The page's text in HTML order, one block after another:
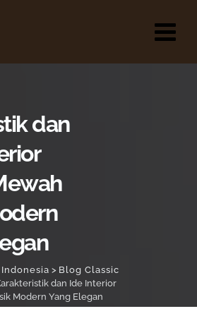
dan
> Blog Classic
dan Ide Interior
Modern Yang Elegan